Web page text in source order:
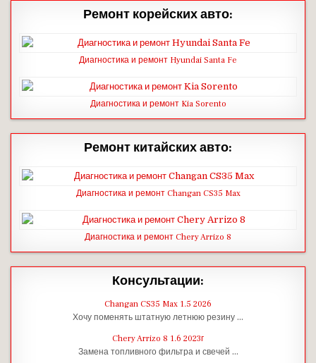
Ремонт корейских авто:
Диагностика и ремонт Hyundai Santa Fe
Диагностика и ремонт Kia Sorento
Ремонт китайских авто:
Диагностика и ремонт Changan CS35 Max
Диагностика и ремонт Chery Arrizo 8
Консультации:
Changan CS35 Max 1.5 2026
Хочу поменять штатную летнюю резину …
Chery Arrizo 8 1.6 2023г
Замена топливного фильтра и свечей …